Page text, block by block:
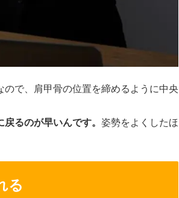
で、肩甲骨の位置を締めるように中央
るのが早いんです。 姿勢をよくしたほ
る